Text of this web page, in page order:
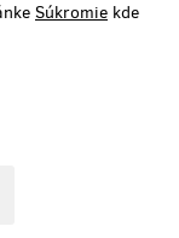
Súkromie kde